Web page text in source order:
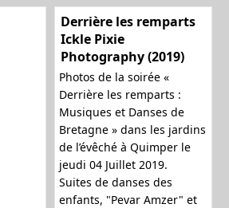
Derrière les remparts
Ickle Pixie
Photography (2019)
Photos de la soirée «
Derrière les remparts :
Musiques et Danses de
Bretagne » dans les jardins
de l’évêché à Quimper le
jeudi 04 Juillet 2019.
Suites de danses des
enfants, "Pevar Amzer" et